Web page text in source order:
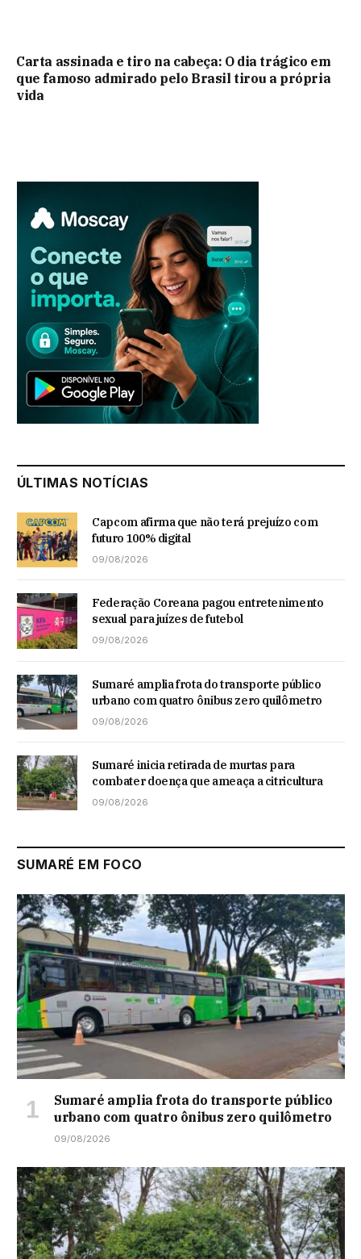
Carta assinada e tiro na cabeça: O dia trágico em
que famoso admirado pelo Brasil tirou a própria
vida
ÚLTIMAS NOTÍCIAS
Capcom afirma que não terá prejuízo com
futuro 100% digital
09/08/2026
Federação Coreana pagou entretenimento
sexual para juízes de futebol
09/08/2026
Sumaré amplia frota do transporte público
urbano com quatro ônibus zero quilômetro
09/08/2026
Sumaré inicia retirada de murtas para
combater doença que ameaça a citricultura
09/08/2026
SUMARÉ EM FOCO
Sumaré amplia frota do transporte público
urbano com quatro ônibus zero quilômetro
09/08/2026